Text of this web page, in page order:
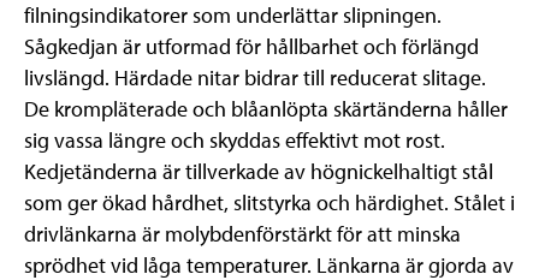
filningsindikatorer som underlättar slipningen.
Sågkedjan är utformad för hållbarhet och förlängd
livslängd. Härdade nitar bidrar till reducerat slitage.
De krompläterade och blåanlöpta skärtänderna håller
sig vassa längre och skyddas effektivt mot rost.
Kedjetänderna är tillverkade av högnickelhaltigt stål
som ger ökad hårdhet, slitstyrka och härdighet. Stålet i
drivlänkarna är molybdenförstärkt för att minska
sprödhet vid låga temperaturer. Länkarna är gjorda av